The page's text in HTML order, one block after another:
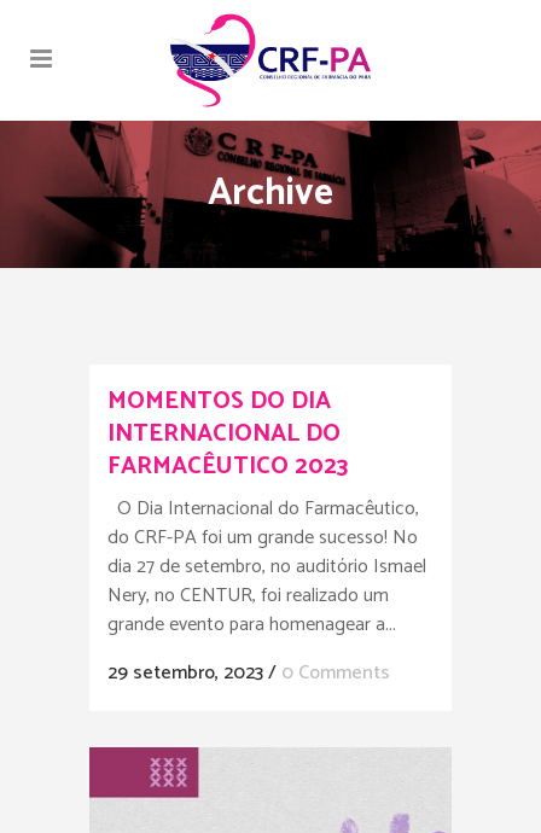
Archive
MOMENTOS DO DIA
INTERNACIONAL DO
FARMACÊUTICO 2023
O Dia Internacional do Farmacêutico,
do CRF-PA foi um grande sucesso! No
dia 27 de setembro, no auditório Ismael
Nery, no CENTUR, foi realizado um
grande evento para homenagear a...
29 setembro, 2023/0 Comments